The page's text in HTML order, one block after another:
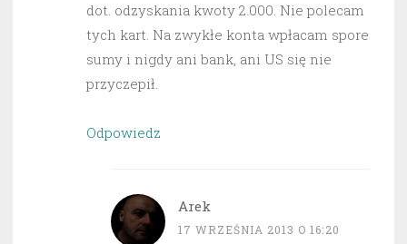
dot. odzyskania kwoty 2.000. Nie polecam
tych kart. Na zwykłe konta wpłacam spore
sumy i nigdy ani bank, ani US się nie
przyczepił.
Odpowiedz
Arek
17 WRZEŚNIA 2013 O 16:20